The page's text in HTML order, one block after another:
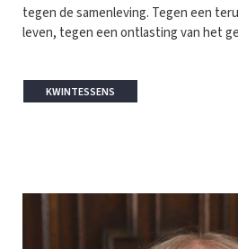
tegen de samenleving. Tegen een
leven, tegen een ontlasting van het
KWINTESSENS